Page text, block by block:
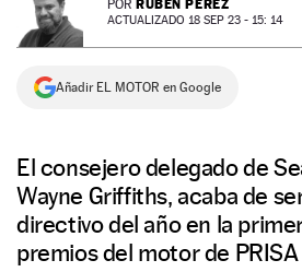
NEWSLETTER
SÍGUENOS
POR RUBÉN PÉREZ
ACTUALIZADO 18 SEP 23 - 15: 14
Añadir EL MOTOR en Google
El consejero delegado de
Wayne Griffiths, acaba de
directivo del año en la
premios del motor de